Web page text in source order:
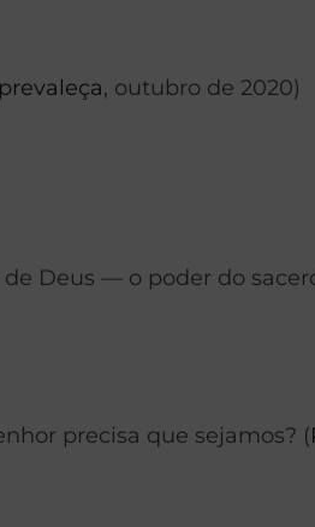
, outubro de 2020)
Deus — o poder do
precisa que sejamos? (